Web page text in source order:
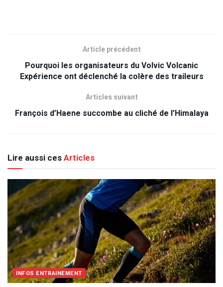
Article précédent
Pourquoi les organisateurs du Volvic Volcanic
Expérience ont déclenché la colère des traileurs
Articles suivant
François d’Haene succombe au cliché de l’Himalaya
Lire aussi cesArticles
INFOS ENTRAINEMENT